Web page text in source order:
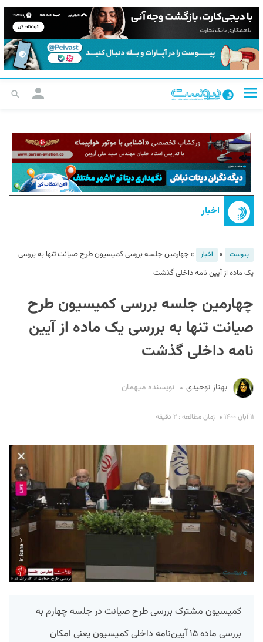
اخبار
پیوست » اخبار » چهارمین جلسه بررسی کمیسیون طرح صیانت تنها به بررسی
یک ماده از آیین نامه داخلی گذشت
چهارمین جلسه بررسی کمیسیون طرح
صیانت تنها به بررسی یک ماده از آیین
نامه داخلی گذشت
بهناز توحیدی نویسنده میهمان
۱۱ آبان ۱۴۰۰ زمان مطالعه : ۲ دقیقه
کمیسیون مشترک بررسی طرح صیانت در جلسه چهارم به
بررسی ماده ۱۵ آیین‌نامه داخلی کمیسیون یعنی امکان